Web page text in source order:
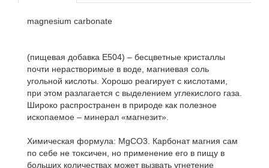
magnesium carbonate
(пищевая добавка E504) – бесцветные кристаллы
почти нерастворимые в воде, магниевая соль
угольной кислоты. Хорошо реагирует с кислотами,
при этом разлагается с выделением углекислого газа.
Широко распространен в природе как полезное
ископаемое – минерал «магнезит».
Химическая формула: MgCO3. Карбонат магния сам
по себе не токсичен, но применение его в пищу в
больших количествах может вызвать угнетение